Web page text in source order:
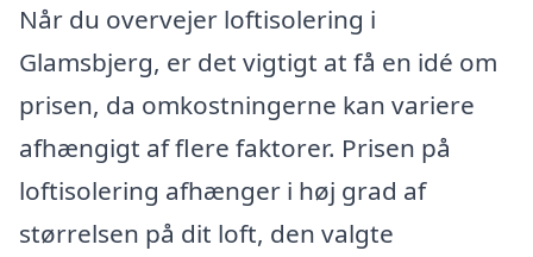
Når du overvejer loftisolering i
Glamsbjerg, er det vigtigt at få en idé om
prisen, da omkostningerne kan variere
afhængigt af flere faktorer. Prisen på
loftisolering afhænger i høj grad af
størrelsen på dit loft, den valgte